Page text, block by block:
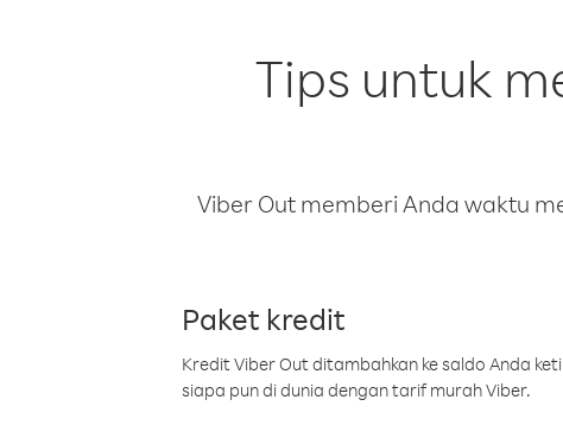
Tips untuk
Viber Out memberi Anda waktu
Paket kredit
Kredit Viber Out ditambahkan ke saldo Anda
siapa pun di dunia dengan tarif murah Viber.